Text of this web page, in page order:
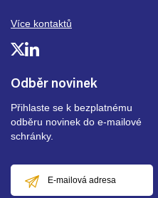
Odběr novinek
Přihlaste se k bezplatnému
odběru novinek do e-mailové
schránky.
mailová
Více kontaktů